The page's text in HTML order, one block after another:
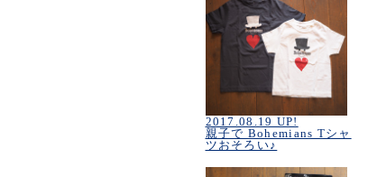
2017.08.19 UP!
親子で Bohemians Tシャ
ツおそろい♪